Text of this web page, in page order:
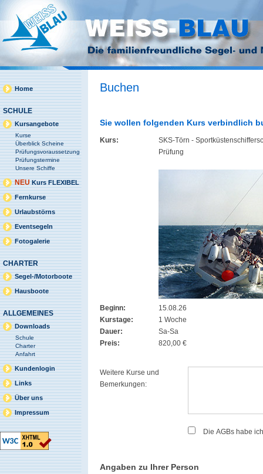
Home
SCHULE
Kursangebote
Kurse
Überblick Scheine
Prüfungsvoraussetzung
Prüfungstermine
Unsere Schiffe
NEUKurs FLEXIBEL
Fernkurse
Urlaubstörns
Eventsegeln
Fotogalerie
CHARTER
Segel-/Motorboote
Hausboote
ALLGEMEINES
Downloads
Schule
Charter
Anfahrt
Kundenlogin
Links
Über uns
Impressum
Buchen
Sie wollen folgenden Kurs verbindlich
Kurs:
SKS-Törn -
Prüfung
Beginn:
15.08.26
Kurstage:
1 Woche
Dauer:
Sa-Sa
Preis:
820,00 €
Weitere Kurse und
Bemerkungen:
Die AGBs habe
Angaben zu Ihrer Person